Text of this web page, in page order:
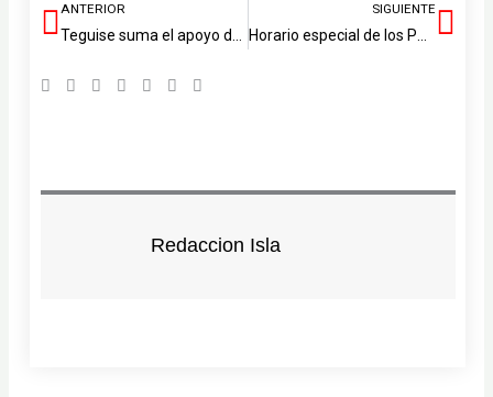
Ant
ANTERIOR SIGUIENTE
Redaccion Isla